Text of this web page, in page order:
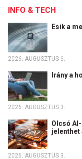
INFO & TECH
Esik a
2026. AUGUSZTUS 6.
Irány a
2026. AUGUSZTUS 3.
Olcsó
jelenthet
2026. AUGUSZTUS 3.